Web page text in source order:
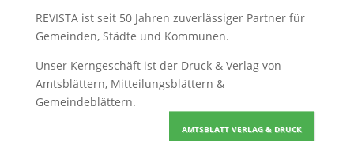
REVISTA ist seit 50 Jahren zuverlässiger Partner für
Gemeinden, Städte und Kommunen.
Unser Kerngeschäft ist der Druck & Verlag von
Amtsblättern, Mitteilungsblättern &
Gemeindeblättern.
AMTSBLATT VERLAG & DRUCK